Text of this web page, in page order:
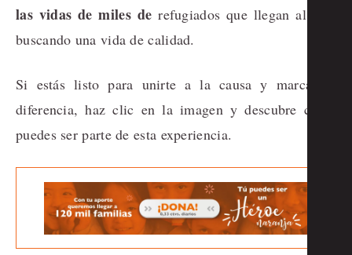
las vidas de miles de refugiados que llegan al país
buscando una vida de calidad.
Si estás listo para unirte a la causa y marcar la
diferencia, haz clic en la imagen y descubre cómo
puedes ser parte de esta experiencia.